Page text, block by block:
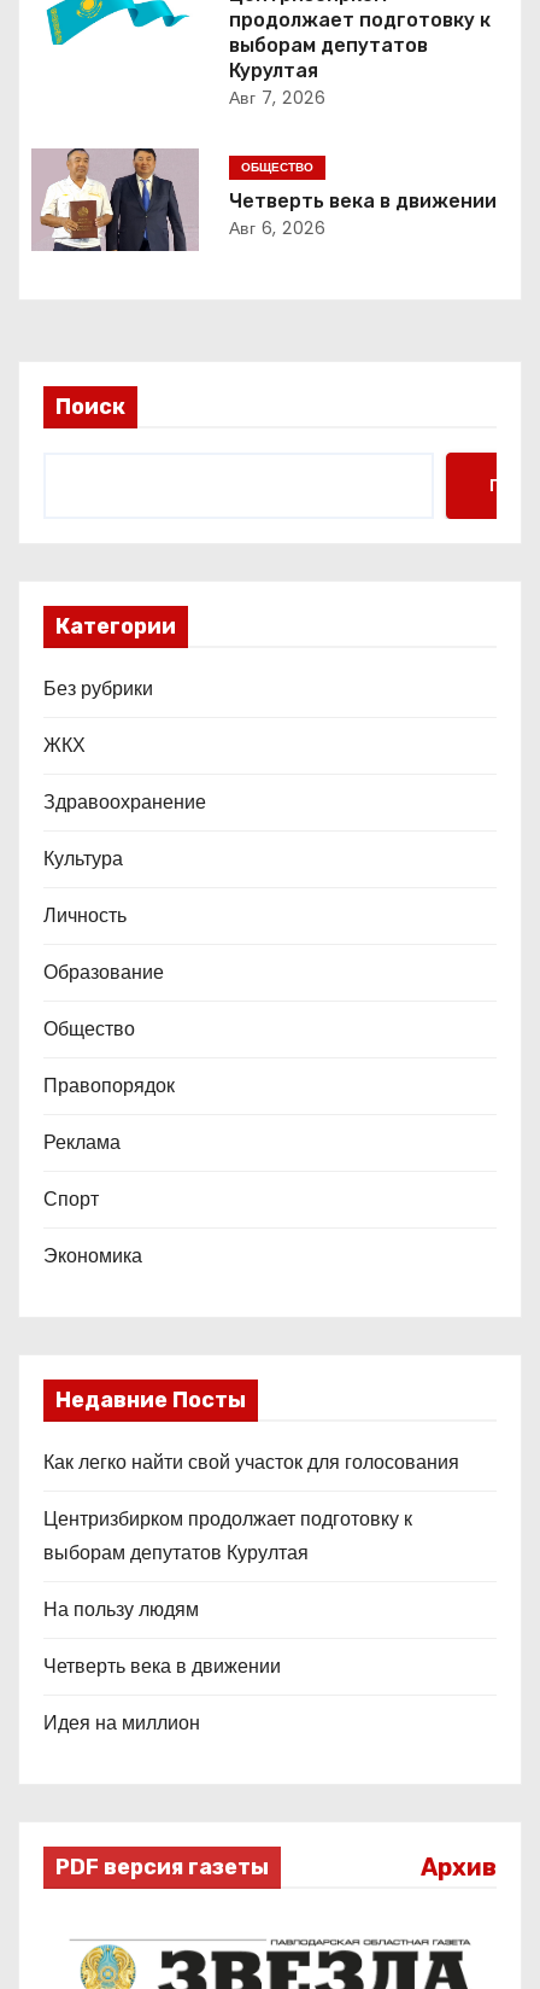
я
о
з
а
с
продолжает подготовку к
выборам депутатов
Курултая
Авг 7, 2026
ОБЩЕСТВО
Четверть века в движении
Авг 6, 2026
Поиск
Поиск
Категории
Без рубрики
ЖКХ
Здравоохранение
Культура
Личность
Образование
Общество
Правопорядок
Реклама
Спорт
Экономика
Недавние Посты
Как легко найти свой участок для голосования
Центризбирком продолжает подготовку к
выборам депутатов Курултая
На пользу людям
Четверть века в движении
Идея на миллион
PDF версия газеты Архив